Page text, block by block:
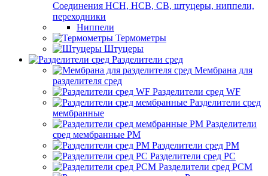
Соединения НСН, НСВ, СВ, штуцеры, ниппели,
переходники
Ниппели
Термометры
Штуцеры
Разделители сред
Мембрана для
разделителя сред
Разделители сред WF
Разделители сред
мембранные
Разделители
сред мембранные РМ
Разделители сред РМ
Разделители сред РС
Разделители сред РСМ